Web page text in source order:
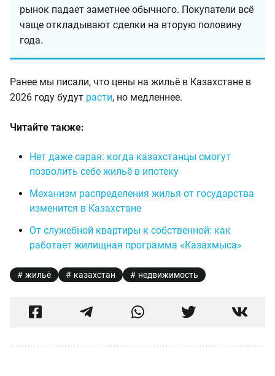
рынок падает заметнее обычного. Покупатели всё
чаще откладывают сделки на вторую половину
года.
Ранее мы писали, что цены на жильё в Казахстане в
2026 году будут расти, но медленнее.
Читайте также:
Нет даже сарая: когда казахстанцы смогут
позволить себе жильё в ипотеку
Механизм распределения жилья от государства
изменится в Казахстане
От служебной квартиры к собственной: как
работает жилищная программа «Казахмыса»
жильё казахстан недвижимость